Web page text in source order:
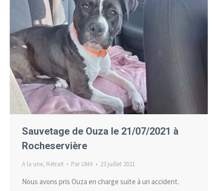
Sauvetage de Ouza le 21/07/2021 à
Rocheservière
A la une, Retrait Par UMA 23 juillet 2021
Nous avons pris Ouza en charge suite à un accident.